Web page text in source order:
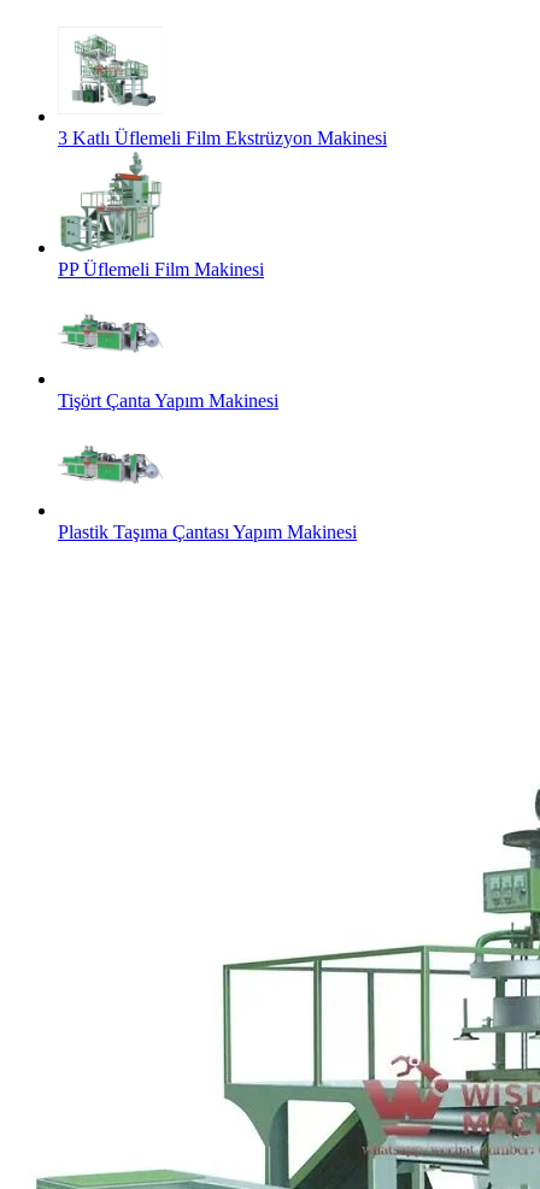
3 Katlı Üflemeli Film Ekstrüzyon Makinesi
PP Üflemeli Film Makinesi
Tişört Çanta Yapım Makinesi
Plastik Taşıma Çantası Yapım Makinesi